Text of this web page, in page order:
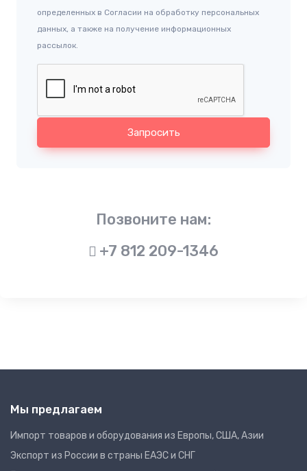
определенных в Согласии на обработку персональных
данных, а также на получение информационных
рассылок.
Запросить
Позвоните нам:
+7 812 209-1346
Мы предлагаем
Импорт товаров и оборудования из Европы, США, Азии
Экспорт из России в страны ЕАЭС и СНГ